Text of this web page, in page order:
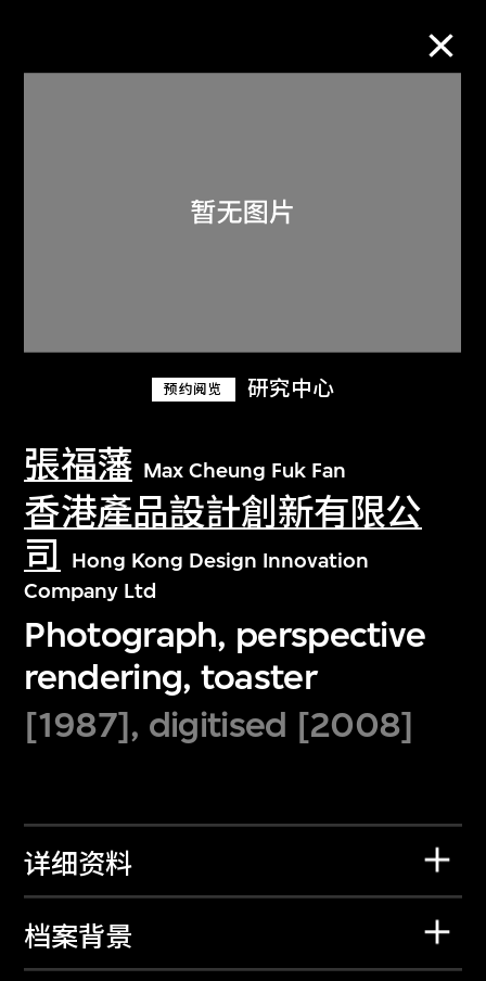
预约阅览 研究中心
張福藩 Max Cheung Fuk Fan
香港產品設計創新有限公
司
Hong Kong Design Innovation
Company Ltd
Photograph, perspective
rendering, toaster
[1987], digitised [2008]
详细资料
档案背景
关于M+藏品
探索世界顶级的二十及二十一世纪视觉
文化藏品。